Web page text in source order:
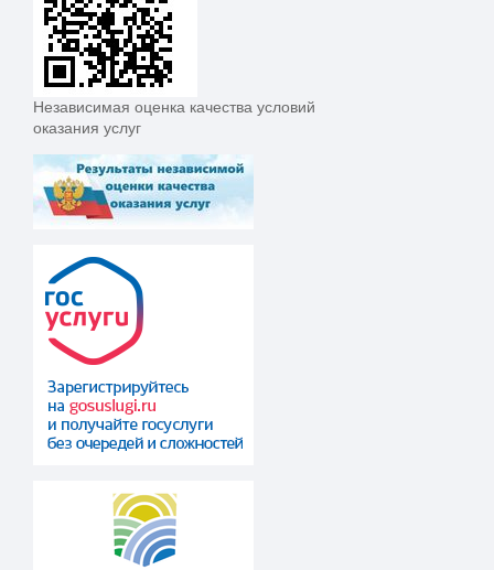
Независимая оценка качества условий
оказания услуг